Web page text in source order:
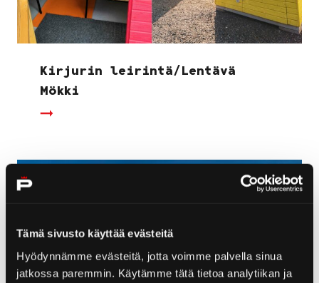
Tämä sivusto käyttää evästeitä
Hyödynnämme evästeitä, jotta voimme palvella sinua
jatkossa paremmin. Käytämme tätä tietoa analytiikan ja
Kirjurin leirintä/Lentävä
Mökki